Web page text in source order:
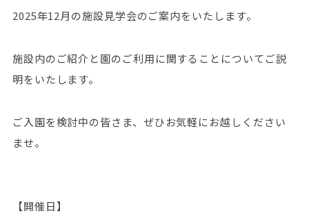
2025年12月の施設見学会のご案内をいたします。
施設内のご紹介と園のご利用に関することについてご説
明をいたします。
ご入園を検討中の皆さま、ぜひお気軽にお越しください
ませ。
【開催日】